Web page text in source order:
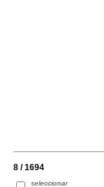
8 / 1694
seleccionar